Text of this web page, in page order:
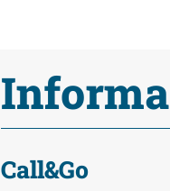
Call&Go